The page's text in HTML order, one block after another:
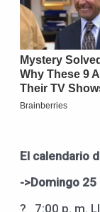
El calendario
->Domingo 25
? 7:00 p. m.